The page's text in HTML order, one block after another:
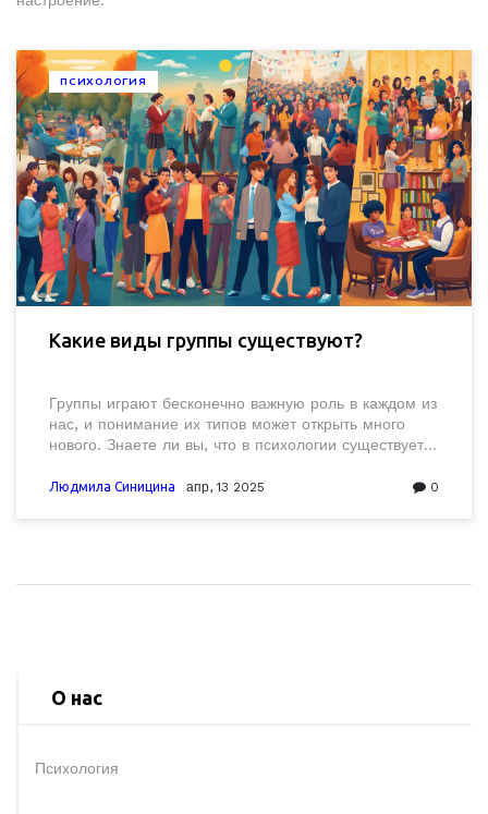
ПСИХОЛОГИЯ
Какие виды группы существуют?
Группы играют бесконечно важную роль в каждом из
нас, и понимание их типов может открыть много
нового. Знаете ли вы, что в психологии существует
свои уникальные особенности и функции? От
взаимодействовать с окружающими.
Людмила Синицина апр, 13 2025 0
О нас
Психология